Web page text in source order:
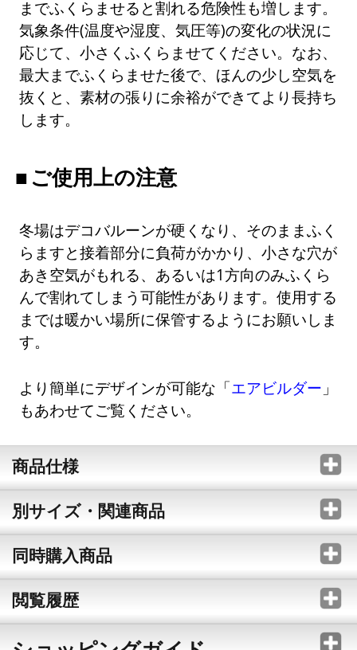
までふくらませると割れる危険性も増します。
気象条件(温度や湿度、気圧等)の変化の状況に
応じて、小さくふくらませてください。なお、
最大までふくらませた後で、ほんの少し空気を
抜くと、素材の張りに余裕ができてより長持ち
します。
ご使用上の注意
冬場はデコバルーンが硬くなり、そのままふく
らますと接着部分に負荷がかかり、小さな穴が
あき空気がもれる、あるいは1方向のみふくら
んで割れてしまう可能性があります。使用する
までは暖かい場所に保管するようにお願いしま
す。
より簡単にデザインが可能な「エアビルダー 」
もあわせてご覧ください。
商品仕様
別サイズ・関連商品
同時購入商品
閲覧履歴